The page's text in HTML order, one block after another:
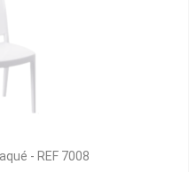
- REF 7008